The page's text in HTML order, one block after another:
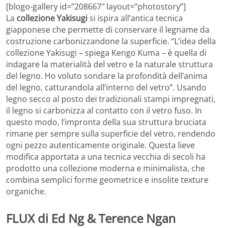
[blogo-gallery id=”208667″ layout=”photostory”]
La collezione Yakisugisi ispira all’antica tecnica
giapponese che permette di conservare il legname da
costruzione carbonizzandone la superficie. “L’idea della
collezione Yakisugi – spiega Kengo Kuma – è quella di
indagare la materialità del vetro e la naturale struttura
del legno. Ho voluto sondare la profondità dell’anima
del legno, catturandola all’interno del vetro”. Usando
legno secco al posto dei tradizionali stampi impregnati,
il legno si carbonizza al contatto con il vetro fuso. In
questo modo, l’impronta della sua struttura bruciata
rimane per sempre sulla superficie del vetro, rendendo
ogni pezzo autenticamente originale. Questa lieve
modifica apportata a una tecnica vecchia di secoli ha
prodotto una collezione moderna e minimalista, che
combina semplici forme geometrice e insolite texture
organiche.
FLUX di Ed Ng & Terence Ngan